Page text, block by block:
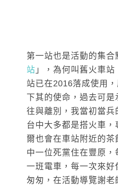
第一站也是活動的集合
站 」，為何叫舊火車
站已在2016落成使用
下其的使命，過去可
往與離別，我當初當兵
台中大多都是搭火車，
爾也會在車站附近的茶
中一位死黨住在豐原，
一班電車，每一次來好
匆匆，在活動導覽謝老